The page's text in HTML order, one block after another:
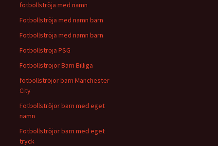
fotbollströja med namn
Fotbollströja med namn barn
Fotbollströja med namn barn
Fotbollströja PSG
Fotbollströjor Barn Billiga
fotbollströjor barn Manchester
City
Fotbollströjor barn med eget
namn
Fotbollströjor barn med eget
tryck